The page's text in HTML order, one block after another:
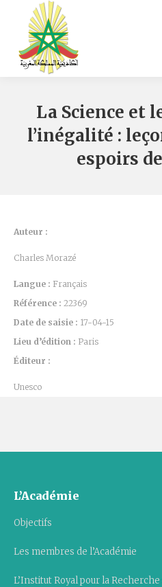
La Science et
l’inégalité :
espoirs
Auteur :
Charles Morazé
Langue : Français
Référence : 22369
Date de saisie : 17-04-15
Lieu d’édition : Paris
Éditeur :
Unesco
L’Académie
Objectifs
Les membres de l’Académie
L’Institut Royal pour la